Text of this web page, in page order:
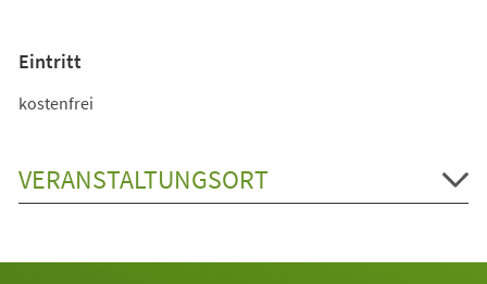
Eintritt
kostenfrei
VERANSTALTUNGSORT